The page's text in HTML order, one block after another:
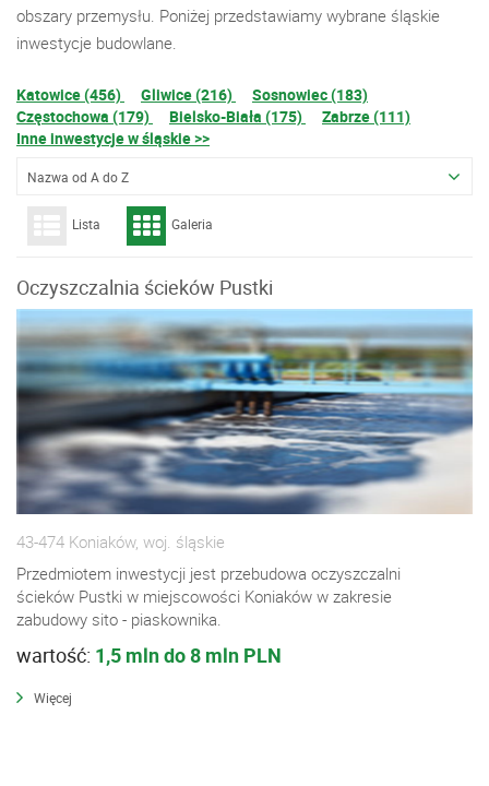
obszary przemysłu. Poniżej przedstawiamy wybrane śląskie
inwestycje budowlane.
Katowice (456) Gliwice (216)
Sosnowiec (183)
Częstochowa (179)
Bielsko-Biała (175)
Zabrze (111)
Inne inwestycje w śląskie >>
Nazwa od A do Z
Lista Galeria
Oczyszczalnia ścieków Pustki
43-474 Koniaków, woj. śląskie
Przedmiotem inwestycji jest przebudowa oczyszczalni
ścieków Pustki w miejscowości Koniaków w zakresie
zabudowy sito - piaskownika.
wartość: 1,5 mln do 8 mln PLN
Więcej